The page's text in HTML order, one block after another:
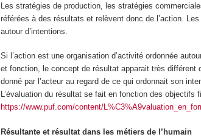
Les stratégies de production, les stratégies
référées à des résultats et relèvent donc de l’action.
autour d’intentions.
Si l’action est une organisation d’activité ordonnée
et fonction, le concept de résultat apparait très différent
donné par l’acteur au regard de ce qui ordonnait son
L’évaluation du résultat se fait en fonction des objectifs
https://www.puf.com/content/
Résultante et résultat dans les métiers de l’humain